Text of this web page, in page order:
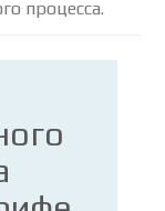
процесса.